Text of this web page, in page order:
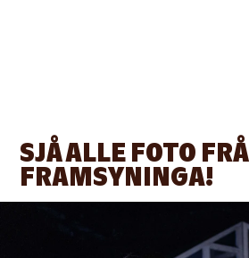
SJÅ ALLE FOTO FRÅ
FRAMSYNINGA!